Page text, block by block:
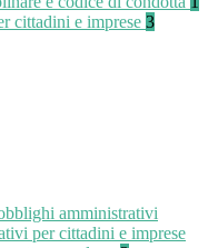
cittadini e imprese 3
amministrativi
per cittadini e imprese